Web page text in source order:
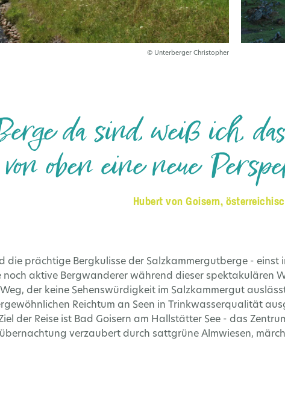
© Unterberger Christopher
da sind, weiß ich,
oben eine neue
Hubert von Goisern,
die prächtige Bergkulisse der Salzkammergutberge -
noch aktive Bergwanderer während dieser spektakulären
Weg, der keine Sehenswürdigkeit im Salzkammergut
Reichtum an Seen in Trinkwasserqualität
der Reise ist Bad Goisern am Hallstätter See - das
verzaubert durch sattgrüne Almwiesen,